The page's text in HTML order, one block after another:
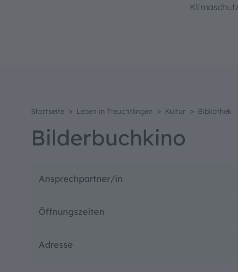
Startseite > Leben in Treuchtlingen > Kultur > Bibliothek
Bilderbuch­kino
Ansprechpartner/in
Öffnungszeiten
Adresse